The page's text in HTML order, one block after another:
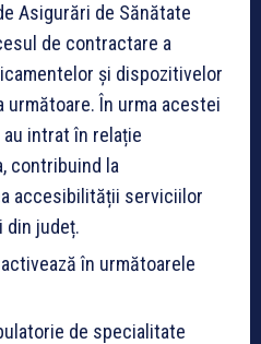
Asigurări de Sănătate
de contractare a
și dispozitivelor
următoare. În urma acestei
intrat în relație
contribuind la
accesibilității serviciilor
din județ.
în următoarele
de specialitate